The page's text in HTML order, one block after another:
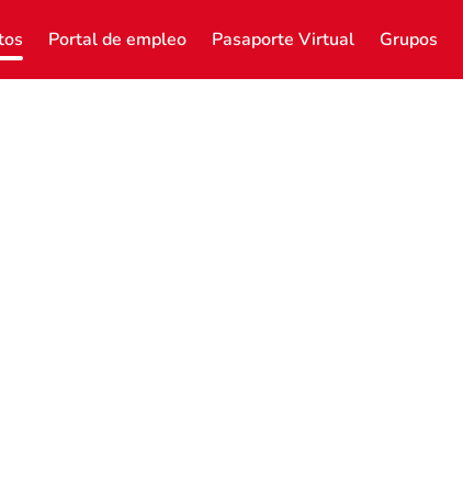
Portal de empleo Pasaporte Virtual Grupos